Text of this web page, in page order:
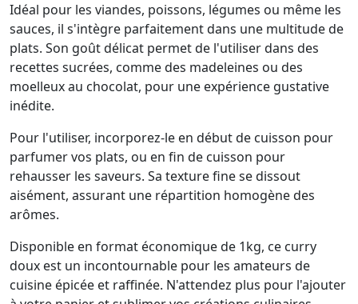
Idéal pour les viandes, poissons, légumes ou même les
sauces, il s'intègre parfaitement dans une multitude de
plats. Son goût délicat permet de l'utiliser dans des
recettes sucrées, comme des madeleines ou des
moelleux au chocolat, pour une expérience gustative
inédite.
Pour l'utiliser, incorporez-le en début de cuisson pour
parfumer vos plats, ou en fin de cuisson pour
rehausser les saveurs. Sa texture fine se dissout
aisément, assurant une répartition homogène des
arômes.
Disponible en format économique de 1kg, ce curry
doux est un incontournable pour les amateurs de
cuisine épicée et raffinée. N'attendez plus pour l'ajouter